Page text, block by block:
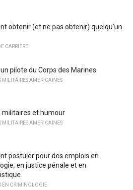
obtenir (et ne pas obtenir) quelqu'un
CARRIÈRE
pilote du Corps des Marines
MILITAIRES AMÉRICAINES
militaires et humour
MILITAIRES AMÉRICAINES
postuler pour des emplois en
en justice pénale et en
EN CRIMINOLOGIE